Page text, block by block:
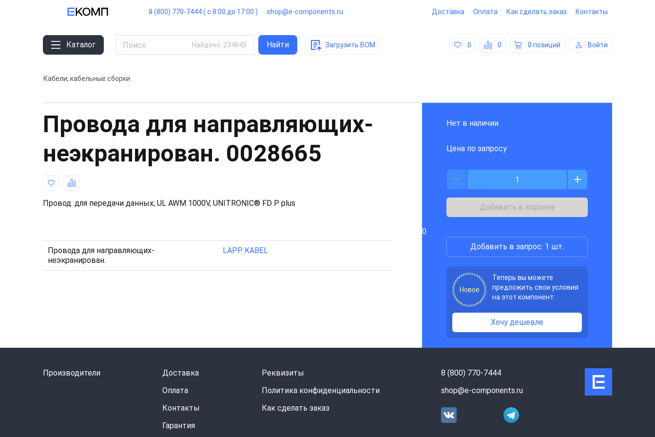
8 (800) 770-7444 ( с 8:00 до 17:00 ) shop@e-components.ru Доставка Оплата Как сделать заказ Контакты
Каталог Найдено: 234845 Найти Загрузить BOM 0 0 0 позиций Войти
Кабели, кабельные сборки
Провода для направляющих-
неэкранирован. 0028665
Провод: для передачи данных; UL AWM 1000V, UNITRONIC® FD P plus
Провода для направляющих-
неэкранирован.
LAPP KABEL
Нет в наличии
Цена по запросу
Добавить в корзину
0
Добавить в запрос: 1 шт.
Новое
Теперь вы можете
предложить свои условия
на этот компонент:
Хочу дешевле
Производители
Доставка
Оплата
Контакты
Гарантия
Реквизиты
Политика конфиденциальности
Как сделать заказ
8 (800) 770-7444
shop@e-components.ru